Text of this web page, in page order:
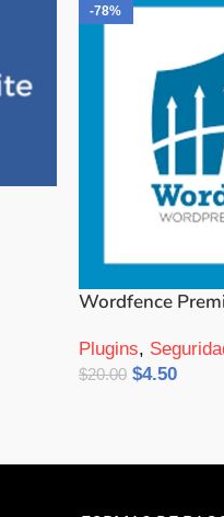
-78%
Wordfence
Plugins,
$20.00 $4.50